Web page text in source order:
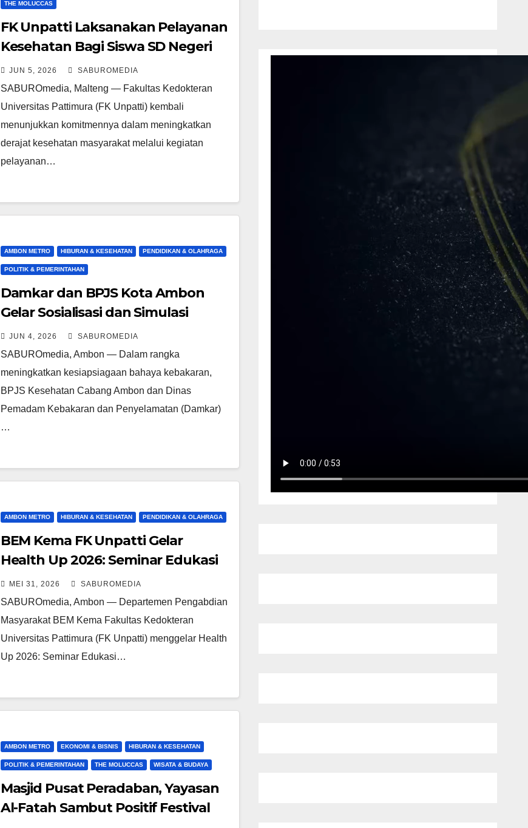
THE MOLUCCAS
FK Unpatti Laksanakan Pelayanan
Kesehatan Bagi Siswa SD Negeri
230 Maluku Tengah
JUN 5, 2026 SABUROMEDIA
SABUROmedia, Malteng — Fakultas Kedokteran
Universitas Pattimura (FK Unpatti) kembali
menunjukkan komitmennya dalam meningkatkan
derajat kesehatan masyarakat melalui kegiatan
pelayanan…
AMBON METRO HIBURAN & KESEHATAN PENDIDIKAN & OLAHRAGA
POLITIK & PEMERINTAHAN
Damkar dan BPJS Kota Ambon
Gelar Sosialisasi dan Simulasi
Pemadam Kebakaran
JUN 4, 2026 SABUROMEDIA
SABUROmedia, Ambon — Dalam rangka
meningkatkan kesiapsiagaan bahaya kebakaran,
BPJS Kesehatan Cabang Ambon dan Dinas
Pemadam Kebakaran dan Penyelamatan (Damkar)
…
AMBON METRO HIBURAN & KESEHATAN PENDIDIKAN & OLAHRAGA
BEM Kema FK Unpatti Gelar
Health Up 2026: Seminar Edukasi
dan Screening HIV
MEI 31, 2026 SABUROMEDIA
SABUROmedia, Ambon — Departemen Pengabdian
Masyarakat BEM Kema Fakultas Kedokteran
Universitas Pattimura (FK Unpatti) menggelar Health
Up 2026: Seminar Edukasi…
AMBON METRO EKONOMI & BISNIS HIBURAN & KESEHATAN
POLITIK & PEMERINTAHAN THE MOLUCCAS WISATA & BUDAYA
Masjid Pusat Peradaban, Yayasan
Al-Fatah Sambut Positif Festival